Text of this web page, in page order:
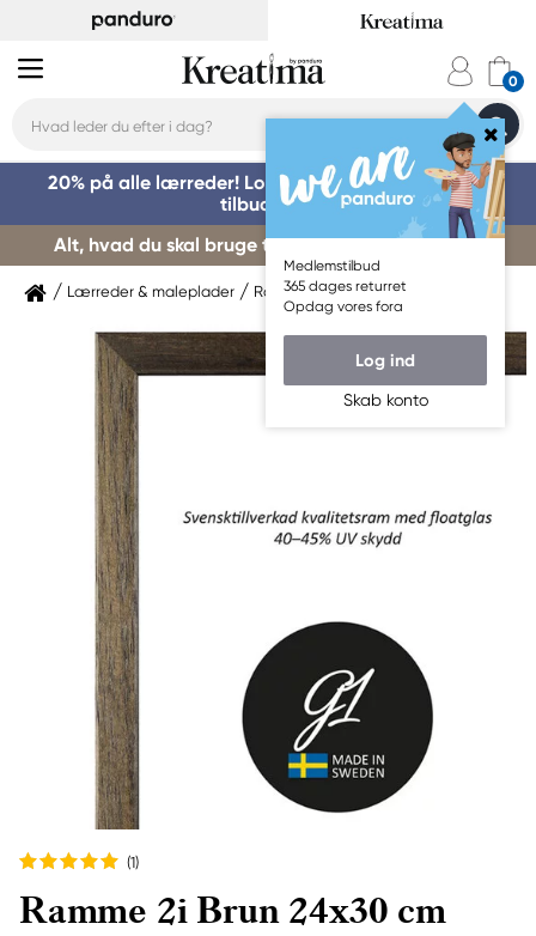
Medlemstilbud
365 dages returret
Opdag vores fora
Log ind
Skab konto
20% på alle lærreder! Log på for at benytte dig af
tilbuddet »
Alt, hvad du skal bruge til kursusstart – køb her »
Lærreder & maleplader Rammer Billedrammer
(1)
Ramme 2i Brun 24x30 cm